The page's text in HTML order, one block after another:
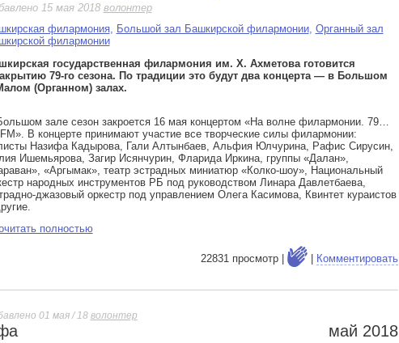
15 мая 2018 волонтер
филармония, Большой зал Башкирской филармонии, Органный зал
филармонии
государственная филармония им. Х. Ахметова готовится
79-го сезона. По традиции это будут два концерта — в Большом
(Органном) залах.
зале сезон закроется 16 мая концертом «На волне филармонии. 79…
В концерте принимают участие все творческие силы филармонии:
Назифа Кадырова, Гали Алтынбаев, Альфия Юлчурина, Рафис Сирусин,
Ишемьярова, Загир Исянчурин, Фларида Иркина, группы «Далан»,
«Аргымак», театр эстрадных миниатюр «Колко-шоу», Национальный
народных инструментов РБ под руководством Линара Давлетбаева,
джазовый оркестр под управлением Олега Касимова, Квинтет кураистов
полностью
22831 просмотр | Комментировать
01 мая / 18 волонтер
май 2018